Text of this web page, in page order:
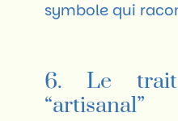
symbole qui
6. Le
“artisanal”